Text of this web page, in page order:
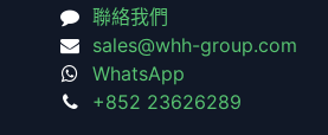
聯絡我們
sales@whh-group.com
WhatsApp
+852 23626289